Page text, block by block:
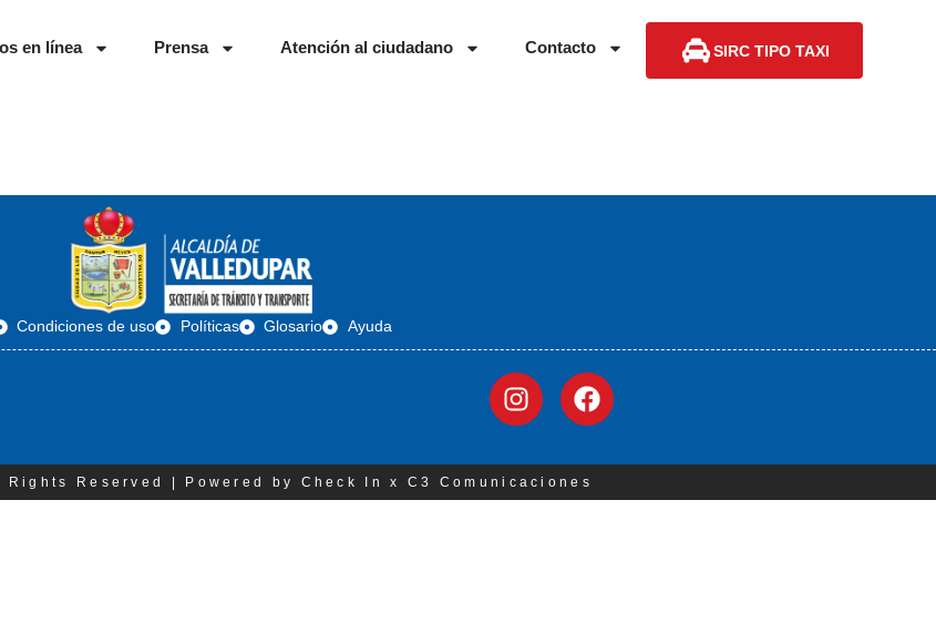
en línea Prensa Atención al ciudadano Contacto SIRC TIPO TAXI
Condiciones de uso Políticas Glosario Ayuda
Reserved | Powered by Check In x C3 Comunicaciones